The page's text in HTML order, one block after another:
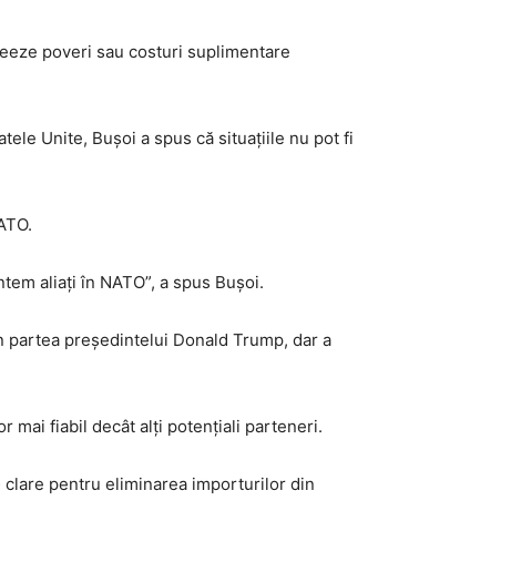
poveri sau costuri suplimentare
Unite, Bușoi a spus că situațiile nu pot fi
aliați în NATO”, a spus Bușoi.
președintelui Donald Trump, dar a
mai fiabil decât alți potențiali parteneri.
clare pentru eliminarea importurilor din